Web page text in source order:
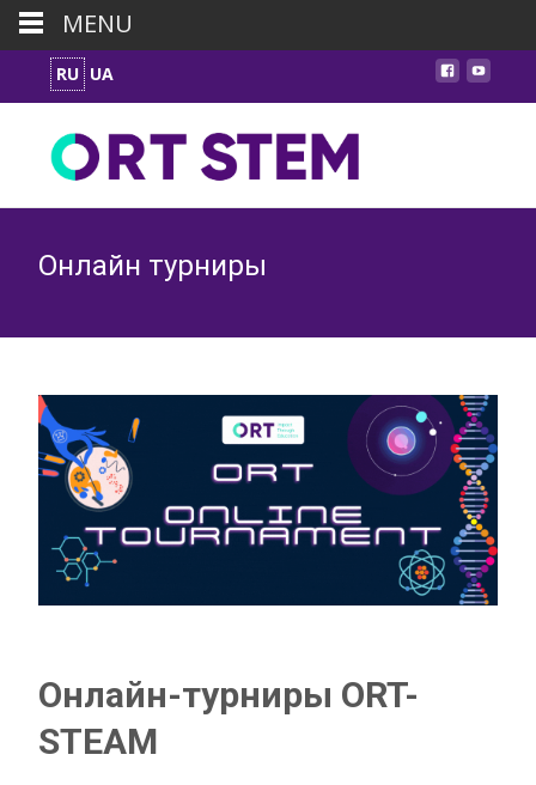
RU UA
Онлайн турниры
Онлайн-турниры ORT-
STEАM
MENU